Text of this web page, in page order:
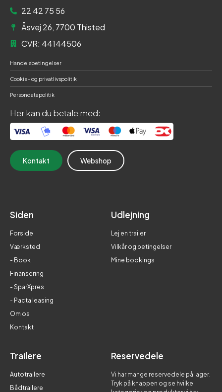
22 42 75 56
Åsvej 26, 7700 Thisted
CVR: 44144506
Handelsbetingelser
Cookie- og privatlivspolitik
Persondatapolitik
Her kan du betale med:
Kontakt Webshop
Siden
Forside
Værksted
- Book
Finansering
- SparXpres
- Pacta leasing
Om os
Kontakt
Udlejning
Lej en trailer
Vilkår og betingelser
Mine bookings
Trailere
Autotrailere
Bådtrailere
Reservedele
Vi har mange reservedele på lager.
Tryk på knappen og se hvilke